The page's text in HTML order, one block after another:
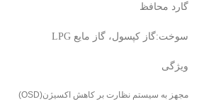
گارد محافظ
سوخت:گاز کپسول، گاز مایع LPG
ویژگی
مجهز به سیستم نظارت بر کاهش اکسیژن(OSD)